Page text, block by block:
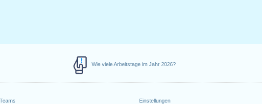
Wie viele Arbeitstage im Jahr 2026?
Teams
Einstellungen